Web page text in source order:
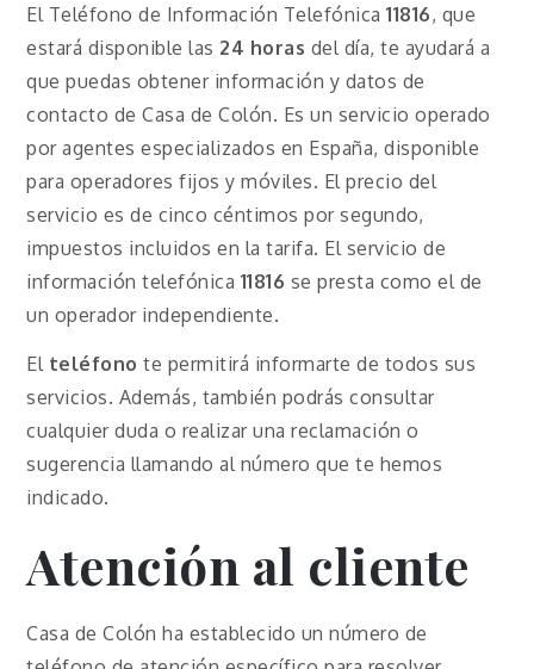
El Teléfono de Información Telefónica11816, que
estará disponible las 24 horas del día, te ayudará a
que puedas obtener información y datos de
contacto de Casa de Colón. Es un servicio operado
por agentes especializados en España, disponible
para operadores fijos y móviles. El precio del
servicio es de cinco céntimos por segundo,
impuestos incluidos en la tarifa. El servicio de
información telefónica 11816 se presta como el de
un operador independiente.
El teléfono te permitirá informarte de todos sus
servicios. Además, también podrás consultar
cualquier duda o realizar una reclamación o
sugerencia llamando al número que te hemos
indicado.
Atención al cliente
Casa de Colón ha establecido un número de